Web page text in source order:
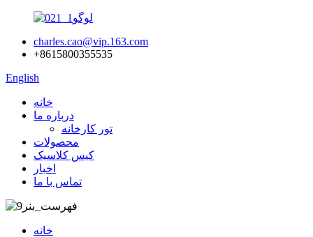
charles.cao@vip.163.com
‎+8615800355535‎
English
خانه
درباره ما
تور کارخانه
محصولات
کیس کلاسیک
اخبار
تماس با ما
خانه